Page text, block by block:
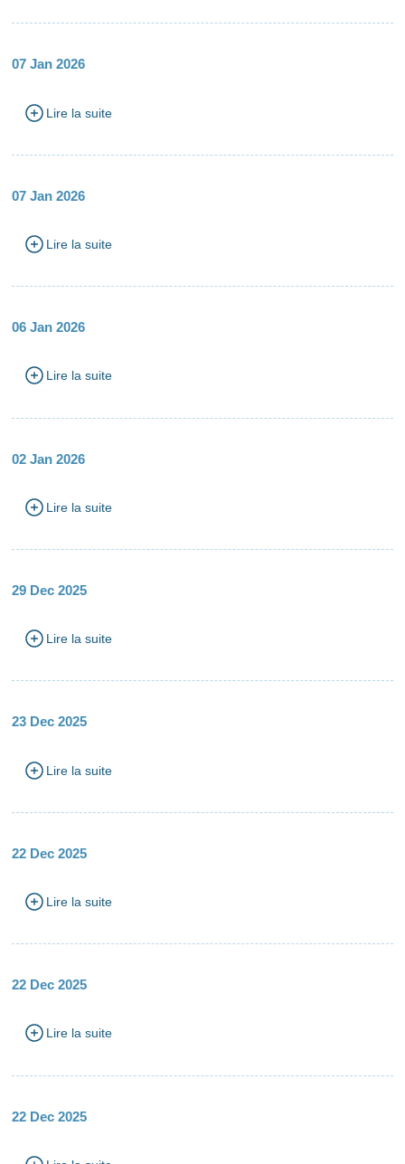
07 Jan 2026
Lire la suite
07 Jan 2026
Lire la suite
06 Jan 2026
Lire la suite
02 Jan 2026
Lire la suite
29 Dec 2025
Lire la suite
23 Dec 2025
Lire la suite
22 Dec 2025
Lire la suite
22 Dec 2025
Lire la suite
22 Dec 2025